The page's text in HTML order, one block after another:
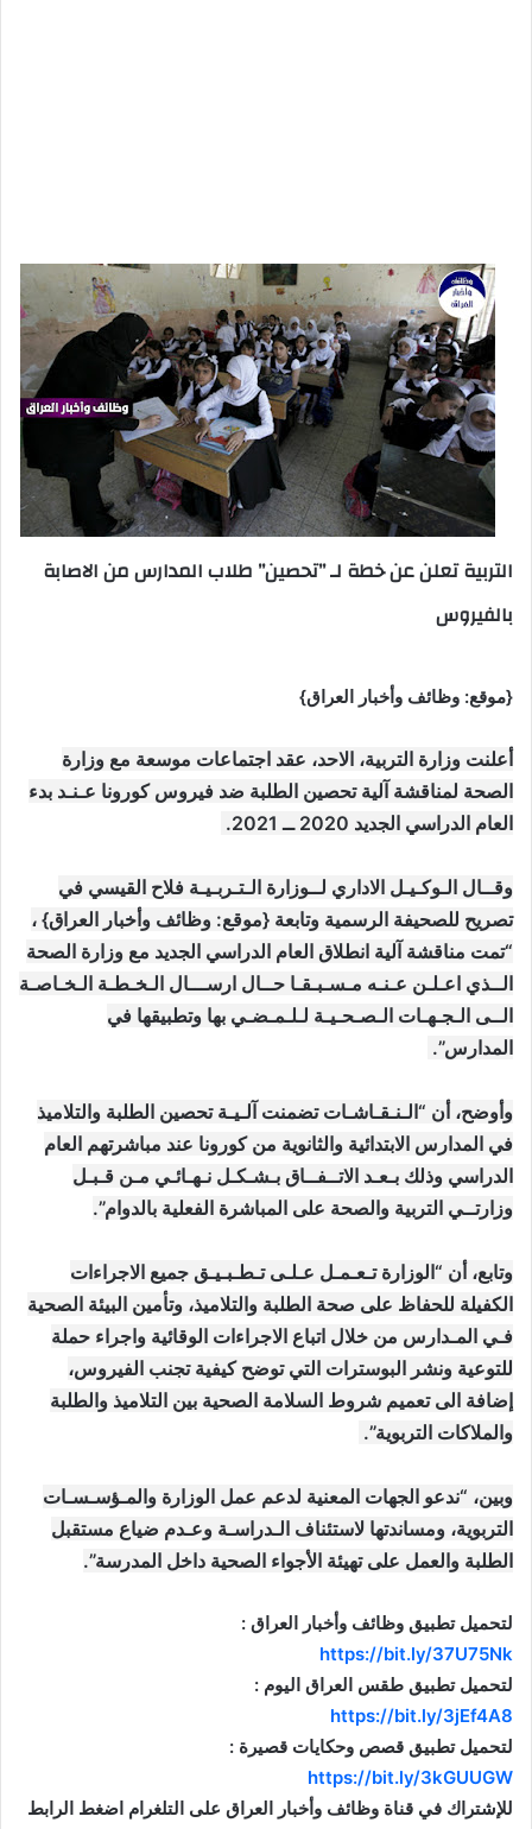
التربية تعلن عن خطة لـ ’’تحصين’’ طلاب المدارس من الاصابة
بالفيروس
{موقع: وظائف وأخبار العراق}
أعلنت وزارة التربية، الاحد، عقد اجتماعات موسعة مع وزارة
الصحة لمناقشة آلية تحصين الطلبة ضد فيروس كورونا عـنـد بدء
العام الدراسي الجديد 2020 ــ 2021.
وقــال الـوكـيـل الاداري لــوزارة الـتـربـيـة فلاح القيسي في
تصريح للصحيفة الرسمية وتابعة {موقع: وظائف وأخبار العراق} ،
“تمت مناقشة آلية انطلاق العام الدراسي الجديد مع وزارة الصحة
الــذي اعـلـن عـنـه مـسـبـقـا حــال ارســـال الـخـطـة الـخـاصـة
الــى الـجـهـات الـصـحـيـة لـلـمـضـي بها وتطبيقها في
المدارس”.
وأوضح، أن “الـنـقـاشـات تضمنت آلـيـة تحصين الطلبة والتلاميذ
في المدارس الابتدائية والثانوية من كورونا عند مباشرتهم العام
الدراسي وذلك بـعـد الاتــفــاق بـشـكـل نـهـائـي مـن قـبـل
وزارتــي التربية والصحة على المباشرة الفعلية بالدوام”.
وتابع، أن “الوزارة تـعـمـل عـلـى تـطـبـيـق جميع الاجراءات
الكفيلة للحفاظ على صحة الطلبة والتلاميذ، وتأمين البيئة الصحية
فـي المـدارس من خلال اتباع الاجراءات الوقائية واجراء حملة
للتوعية ونشر البوسترات التي توضح كيفية تجنب الفيروس،
إضافة الى تعميم شروط السلامة الصحية بين التلاميذ والطلبة
والملاكات التربوية”.
وبين، “ندعو الجهات المعنية لدعم عمل الوزارة والمـؤسـسـات
التربوية، ومساندتها لاستئناف الـدراسـة وعـدم ضياع مستقبل
الطلبة والعمل على تهيئة الأجواء الصحية داخل المدرسة”.
لتحميل تطبيق وظائف وأخبار العراق :
https://bit.ly/37U75Nk
لتحميل تطبيق طقس العراق اليوم :
https://bit.ly/3jEf4A8
لتحميل تطبيق قصص وحكايات قصيرة :
https://bit.ly/3kGUUGW
للإشتراك في قناة وظائف وأخبار العراق على التلغرام اضغط الرابط